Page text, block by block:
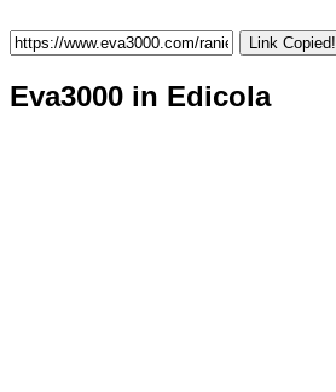
Link Copied!
Eva3000 in Edicola